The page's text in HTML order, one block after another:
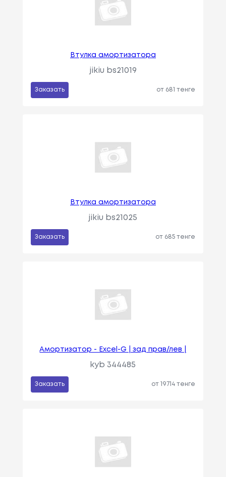
Втулка амортизатора
jikiu bs21019
Заказать от 681 тенге
Втулка амортизатора
jikiu bs21025
Заказать от 685 тенге
Амортизатор - Excel-G | зад прав/лев |
kyb 344485
Заказать от 19714 тенге